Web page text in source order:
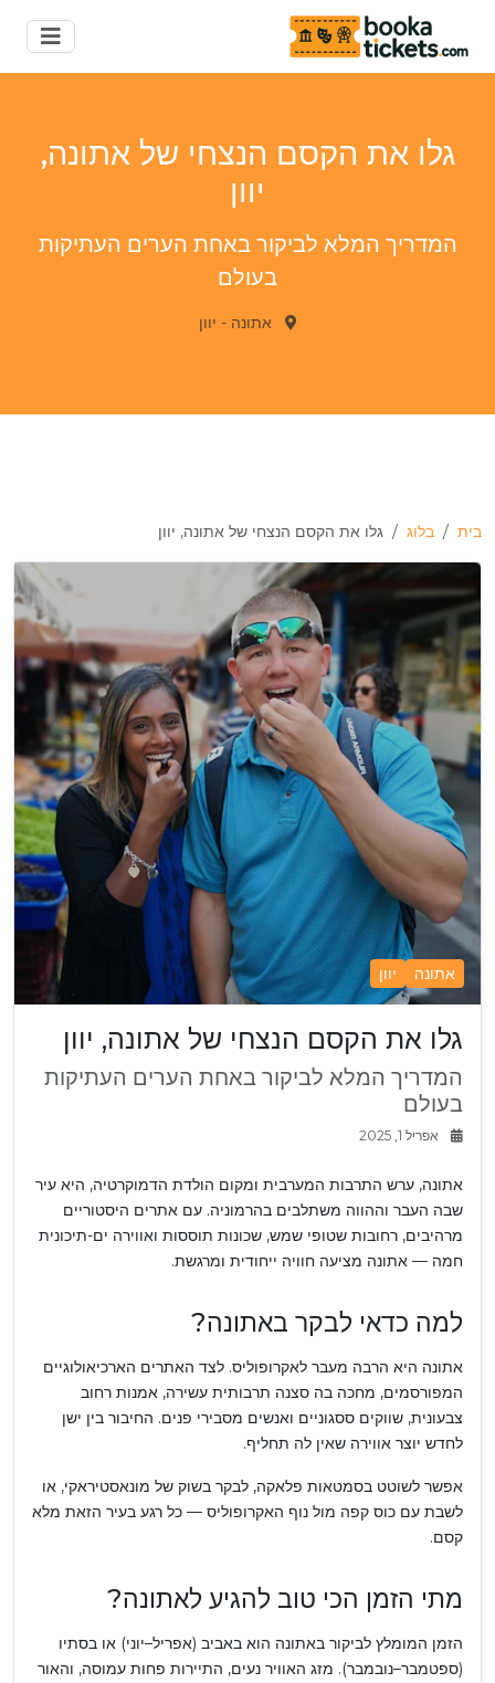
גלו את הקסם הנצחי של אתונה,
יוון
המדריך המלא לביקור באחת הערים העתיקות
בעולם
אתונה- יוון
בית בלוג גלו את הקסם הנצחי של אתונה, יוון
אתונה יוון
גלו את הקסם הנצחי של אתונה, יוון
המדריך המלא לביקור באחת הערים העתיקות
בעולם
אפריל 1, 2025
אתונה, ערש התרבות המערבית ומקום הולדת הדמוקרטיה, היא עיר
שבה העבר וההווה משתלבים בהרמוניה. עם אתרים היסטוריים
מרהיבים, רחובות שטופי שמש, שכונות תוססות ואווירה ים-תיכונית
חמה — אתונה מציעה חוויה ייחודית ומרגשת.
למה כדאי לבקר באתונה?
אתונה היא הרבה מעבר לאקרופוליס. לצד האתרים הארכיאולוגיים
המפורסמים, מחכה בה סצנה תרבותית עשירה, אמנות רחוב
צבעונית, שווקים ססגוניים ואנשים מסבירי פנים. החיבור בין ישן
לחדש יוצר אווירה שאין לה תחליף.
אפשר לשוטט בסמטאות פלאקה, לבקר בשוק של מונאסטיראקי, או
לשבת עם כוס קפה מול נוף האקרופוליס — כל רגע בעיר הזאת מלא
קסם.
מתי הזמן הכי טוב להגיע לאתונה?
הזמן המומלץ לביקור באתונה הוא באביב (אפריל–יוני) או בסתיו
(ספטמבר–נובמבר). מזג האוויר נעים, התיירות פחות עמוסה, והאור